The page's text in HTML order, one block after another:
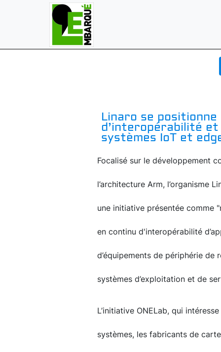
Linaro se
d’interopérabilité
systèmes IoT et
Focalisé sur le développement
l’architecture Arm, l’organisme
une initiative présentée comme
en continu d'interopérabilité
d’équipements de périphérie
systèmes d’exploitation et de
L’initiative ONELab, qui
systèmes, les fabricants de